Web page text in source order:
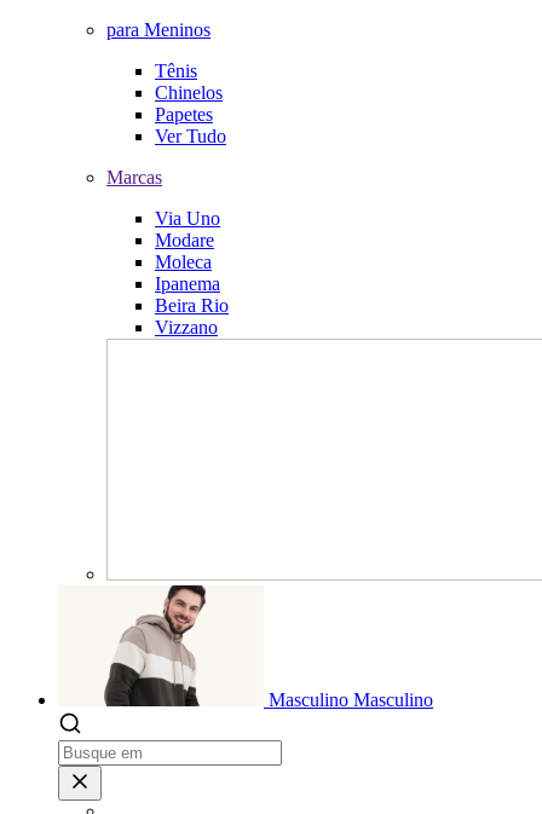
para Meninos
Tênis
Chinelos
Papetes
Ver Tudo
Marcas
Via Uno
Modare
Moleca
Ipanema
Beira Rio
Vizzano
Masculino Masculino